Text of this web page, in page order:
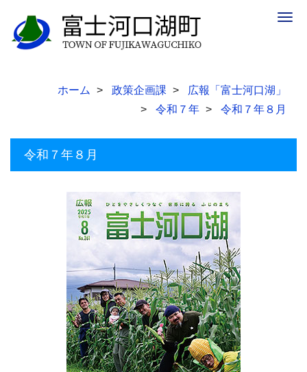
ホーム 政策企画課
広報「富士河口湖」
令和７年
令和７年８月
令和７年８月